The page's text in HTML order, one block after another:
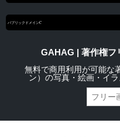
パブリックドメインC
GAHAG | 著作権フ
無料で商用利用が可能な
ン）の写真・絵画・イ